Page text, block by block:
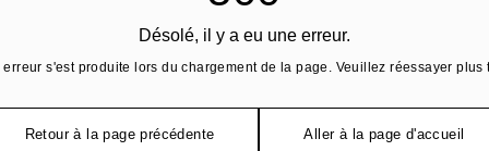
Désolé, il y a eu une erreur.
erreur s'est produite lors du chargement de la page. Veuillez réessayer plus
Retour à la page précédente Aller à la page d'accueil